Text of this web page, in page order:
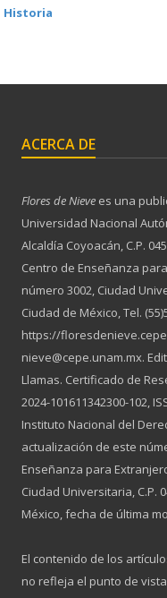
Historia
ACERCA DE
Flores de Nieve es una
Universidad Nacional
Alcaldía Coyoacán, C.P.
Centro de Enseñanza
número 3002, Ciudad
Ciudad de México, Tel.
https://
nieve@cepe.unam.mx.
Llamas. Certificado de
2024-101611342300-102,
Instituto Nacional del
actualización de este
Enseñanza para
Ciudad Universitaria, C.P.
México, fecha de última
El contenido de los
no refleja el punto de